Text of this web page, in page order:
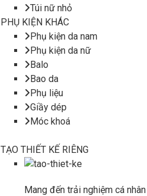
Túi nữ nhỏ
PHỤ KIỆN KHÁC
Phụ kiện da nam
Phụ kiện da nữ
Balo
Bao da
Phụ liệu
Giầy dép
Móc khoá
TẠO THIẾT KẾ RIÊNG
Mang đến trải nghiệm cá